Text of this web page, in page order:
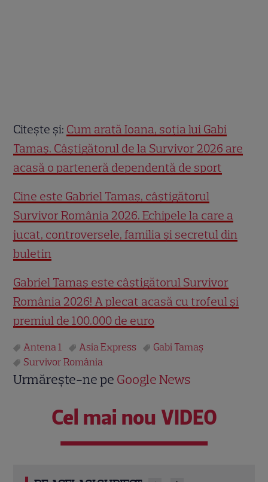
Citește și: Cum arată Ioana, soția lui Gabi
Tamaș. Câștigătorul de la Survivor 2026 are
acasă o parteneră dependentă de sport
Cine este Gabriel Tamaș, câștigătorul
Survivor România 2026. Echipele la care a
jucat, controversele, familia și secretul din
buletin
Gabriel Tamaș este câștigătorul Survivor
România 2026! A plecat acasă cu trofeul și
premiul de 100.000 de euro
Antena 1 Asia Express
Gabi Tamaș
Survivor România
Urmărește-ne pe Google News
Cel mai nou VIDEO